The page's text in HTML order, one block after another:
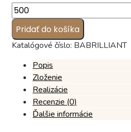
množstvo
Čokoláda
logom
"BRILLIANT"
Pridať do košíka
Katalógové číslo: BABRILLIANT
Popis
Zloženie
Realizácie
Recenzie (0)
Ďalšie informácie